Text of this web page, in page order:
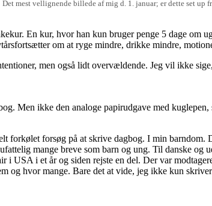
Det mest vellignende billede af mig d. 1. januar; er dette set up
En kur, hvor han kun bruger penge 5 dage
om at ryge mindre, drikke mindre,
men også lidt overvældende. Jeg vil ikke
Men ikke den analoge papirudgave med
forkølet forsøg på at skrive dagbog. I min
mange breve som barn og ung. Til danske og
USA i et år og siden rejste en del. Der var
og hvor mange. Bare det at vide, jeg ikke kun